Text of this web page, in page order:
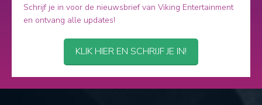
Schrijf je in voor de nieuwsbrief van Viking Entertainment
en ontvang alle updates!
KLIK HIER EN SCHRIJF JE IN!